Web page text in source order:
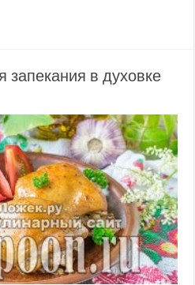
запекания в духовке